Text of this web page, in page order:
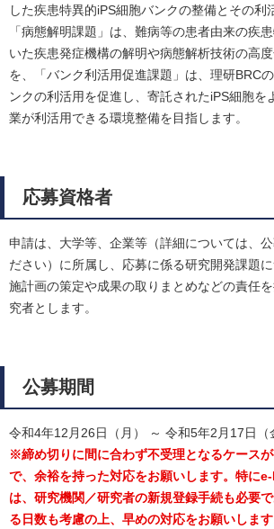
した疾患特異的iPS細胞バンクの整備とその利
「病態解明課題」は、難病等の患者由来の疾
いた疾患発症機構の解明や病態解析技術の高
を、「バンク利活用促進課題」は、理研BRC
ンクの利活用を促進し、寄託されたiPS細胞を
業が利活用できる環境整備を目指します。
応募資格者
申請は、大学等、企業等（詳細については、
ださい）に所属し、応募に係る研究開発課題
施計画の策定や成果の取りまとめなどの責任
究者とします。
公募期間
令和4年12月26日（月） ～ 令和5年2月17日（
※締め切りに間に合わず不受理となるケース
で、余裕を持った対応をお願いします。特に
は、研究機関／研究者の新規登録手続も必要
る日数も考慮の上、早めの対応をお願いします